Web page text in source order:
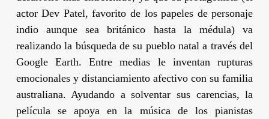
actorDev Patel, favorito de los papeles de personaje
indio aunque sea británico hasta la médula) va
realizando la búsqueda de su pueblo natal a través del
Google Earth. Entre medias le inventan rupturas
emocionales y distanciamiento afectivo con su familia
australiana. Ayudando a solventar sus carencias, la
película se apoya en la música de los pianistas